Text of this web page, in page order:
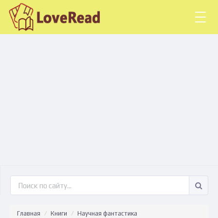
Главная Книги
Научная фантастика